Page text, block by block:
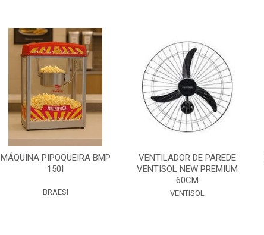
MÁQUINA PIPOQUEIRA BMP
150I
BRAESI
VENTILADOR DE PAREDE
VENTISOL NEW PREMIUM
60CM
VENTISOL